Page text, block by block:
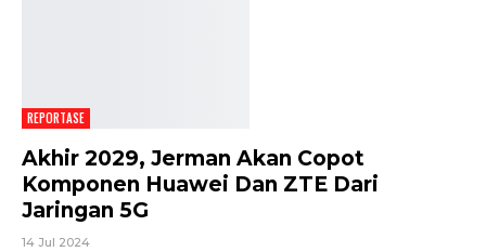
REPORTASE
Akhir 2029, Jerman Akan Copot
Komponen Huawei Dan ZTE Dari
Jaringan 5G
14 Jul 2024